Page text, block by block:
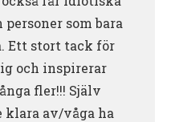
som bara
Ett stort tack för
och inspirerar
fler!!! Själv
klara av/våga ha